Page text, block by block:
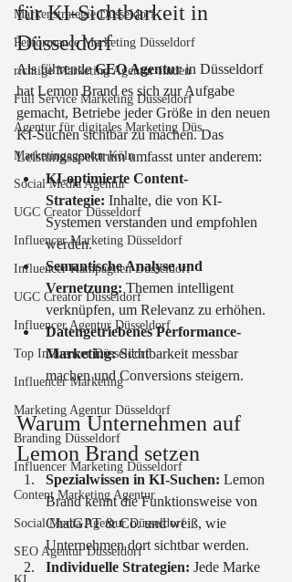
Markenstrategie Düsseldorf
Performance Marketing Düsseldorf
richtige Marketing Agentur finden
Full Service Marketing Düsseldorf
Agentur für digitales Marketing Düs
Marketingagentur Köln
Social Media Agentur
UGC Creator Düsseldorf
Influencer Marketing Düsseldorf
Influencer Kampagnen Düsseldorf
UGC Creator Düsseldorf
Influencer Agentur Düsseldorf
Top Influencer Düsseldorf
Influencer Marketing
Marketing Agentur Düsseldorf
Branding Düsseldorf
Influencer Marketing Düsseldorf
Content Marketing Agentur
Social Media Agentur Düsseldorf
SEO Agentur Düsseldorf
für KI-Sichtbarkeit in
Düsseldorf
Als führende GEO Agentur in Düsseldorf
hat Lemon Brand es sich zur Aufgabe
gemacht, Betriebe jeder Größe in den neuen
KI-Suchen sichtbar zu machen. Das
Leistungsspektrum umfasst unter anderem:
KI-optimierte Content-
Strategie: Inhalte, die von KI-
Systemen verstanden und empfohlen
werden.
Semantische Analyse und
Vernetzung: Themen intelligent
verknüpfen, um Relevanz zu erhöhen.
Datengetriebenes Performance-
Marketing: Sichtbarkeit messbar
machen und Conversions steigern.
Warum Unternehmen auf
Lemon Brand setzen
Spezialwissen in KI-Suchen: Lemon
Brand kennt die Funktionsweise von
ChatGPT & Co. und weiß, wie
Unternehmen dort sichtbar werden.
Individuelle Strategien: Jede Marke